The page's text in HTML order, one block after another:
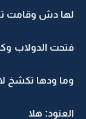
لها دش وقامت
فتحت الدولاب
وما ودها تكشخ
العنود: هلا